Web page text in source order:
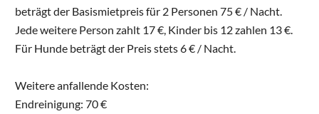
beträgt der Basismietpreis für 2 Personen 75 € / Nacht.
Jede weitere Person zahlt 17 €, Kinder bis 12 zahlen 13 €.
Für Hunde beträgt der Preis stets 6 € / Nacht.
Weitere anfallende Kosten:
Endreinigung: 70 €